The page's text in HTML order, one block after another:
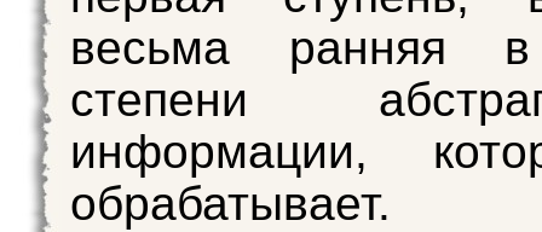
весьма ранняя
степени
информации,
обрабатывает.